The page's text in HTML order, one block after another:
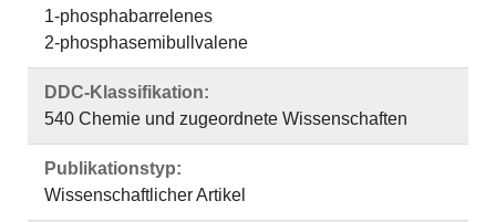
1-phosphabarrelenes
2-phosphasemibullvalene
DDC-Klassifikation:
540 Chemie und zugeordnete Wissenschaften
Publikationstyp:
Wissenschaftlicher Artikel